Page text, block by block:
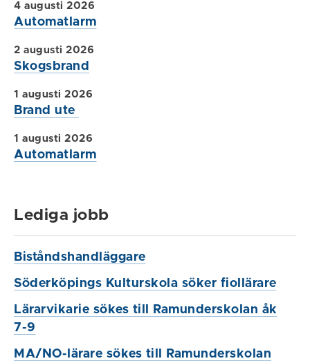
Automatlarm
4 augusti 2026
Skogsbrand
2 augusti 2026
Brand ute
1 augusti 2026
Automatlarm
1 augusti 2026
Lediga jobb
Biståndshandläggare
Söderköpings Kulturskola söker fiollärare
Lärarvikarie sökes till Ramunderskolan åk
7-9
MA/NO-lärare sökes till Ramunderskolan